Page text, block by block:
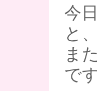
今
と
ま
で